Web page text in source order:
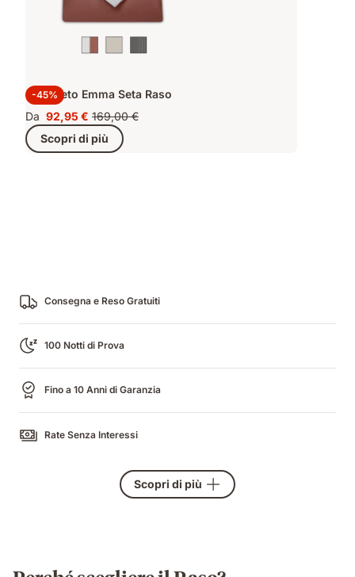
-45%
Completo Emma Seta Raso
Da Prezzo
92,95 €
92,95 € Prezzo
originale
169,00 €
169,00 €
Scopri di più
Consegna e Reso Gratuiti
100 Notti di Prova
Fino a 10 Anni di Garanzia
Rate Senza Interessi
Scopri di più